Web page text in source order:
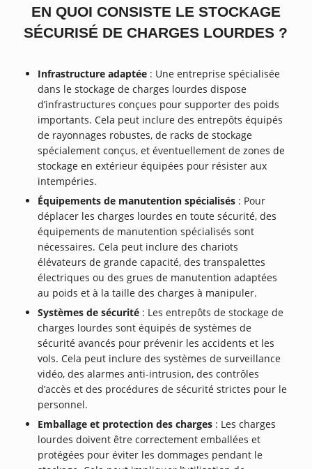
EN QUOI CONSISTE LE STOCKAGE
SÉCURISÉ DE CHARGES LOURDES ?
Infrastructure adaptée : Une entreprise spécialisée
dans le stockage de charges lourdes dispose
d’infrastructures conçues pour supporter des poids
importants. Cela peut inclure des entrepôts équipés
de rayonnages robustes, de racks de stockage
spécialement conçus, et éventuellement de zones de
stockage en extérieur équipées pour résister aux
intempéries.
Équipements de manutention spécialisés : Pour
déplacer les charges lourdes en toute sécurité, des
équipements de manutention spécialisés sont
nécessaires. Cela peut inclure des chariots
élévateurs de grande capacité, des transpalettes
électriques ou des grues de manutention adaptées
au poids et à la taille des charges à manipuler.
Systèmes de sécurité : Les entrepôts de stockage de
charges lourdes sont équipés de systèmes de
sécurité avancés pour prévenir les accidents et les
vols. Cela peut inclure des systèmes de surveillance
vidéo, des alarmes anti-intrusion, des contrôles
d’accès et des procédures de sécurité strictes pour le
personnel.
Emballage et protection des charges : Les charges
lourdes doivent être correctement emballées et
protégées pour éviter les dommages pendant le